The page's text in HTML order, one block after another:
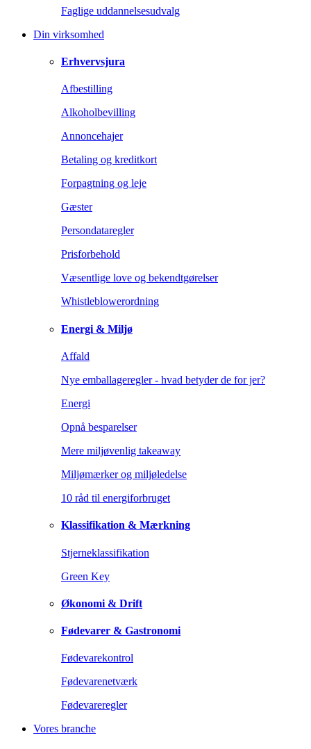
Faglige uddannelsesudvalg
Din virksomhed
Erhvervsjura
Afbestilling
Alkoholbevilling
Annoncehajer
Betaling og kreditkort
Forpagtning og leje
Gæster
Persondataregler
Prisforbehold
Væsentlige love og bekendtgørelser
Whistleblowerordning
Energi & Miljø
Affald
Nye emballageregler - hvad betyder de for jer?
Energi
Opnå besparelser
Mere miljøvenlig takeaway
Miljømærker og miljøledelse
10 råd til energiforbruget
Klassifikation & Mærkning
Stjerneklassifikation
Green Key
Økonomi & Drift
Fødevarer & Gastronomi
Fødevarekontrol
Fødevarenetværk
Fødevareregler
Vores branche